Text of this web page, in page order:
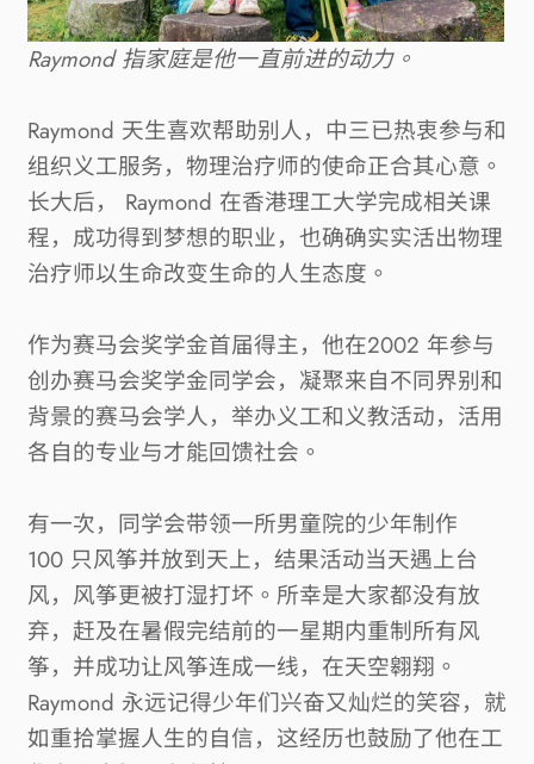
Raymond 指家庭是他一直前进的动力。
Raymond 天生喜欢帮助别人，中三已热衷参与和
组织义工服务，物理治疗师的使命正合其心意。
长大后，
Raymond 在香港理工大学完成相关课
程，成功得到梦想的职业，也确确实实活出物理
治疗师以生命改变生命的人生态度。
作为赛马会奖学金首届得主，他在2002 年参与
创办赛马会奖学金同学会，凝聚来自不同界别和
背景的赛马会学人，举办义工和义教活动，活用
各自的专业与才能回馈社会。
有一次，同学会带领一所男童院的少年制作
100 只风筝并放到天上，结果活动当天遇上台
风，风筝更被打湿打坏。所幸是大家都没有放
弃，赶及在暑假完结前的一星期内重制所有风
筝，并成功让风筝连成一线，在天空翱翔。
Raymond 永远记得少年们兴奋又灿烂的笑容，就
如重拾掌握人生的自信，这经历也鼓励了他在工